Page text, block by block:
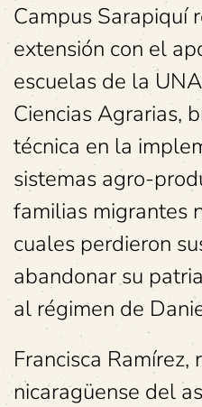
Campus Sarapiquí
extensión con el
escuelas de la
Ciencias Agrarias,
técnica en la
sistemas agro-
familias migrantes
cuales perdieron
abandonar su
al régimen de
Francisca Ramírez,
nicaragüense del